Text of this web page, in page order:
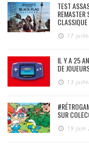
TEST
CLASSIQUE
17
IL Y A 25
DE
13
SUR
19 juin